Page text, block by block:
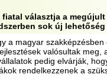
fiatal választja a
sok új lehetőség
a magyar
valósultak meg,
pedig elvárják,
rendelkezzenek a